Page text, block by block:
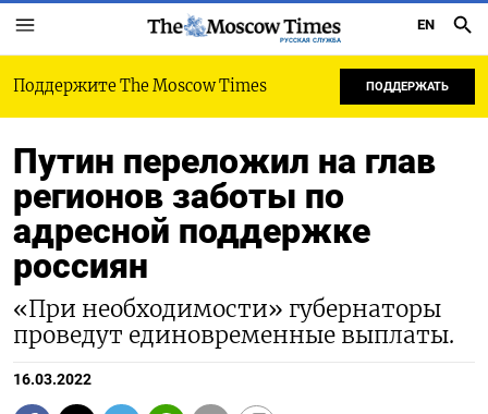
РУССКАЯ СЛУЖБА
EN
Поддержите The Moscow Times ПОДДЕРЖАТЬ
Путин переложил на глав
регионов заботы по
адресной поддержке
россиян
«При необходимости» губернаторы
проведут единовременные выплаты.
16.03.2022